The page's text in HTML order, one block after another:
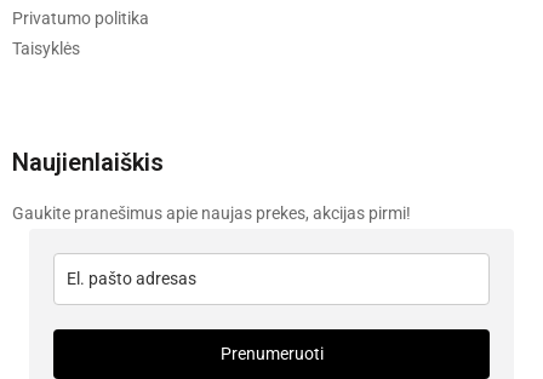
Privatumo politika
Taisyklės
Naujienlaiškis
Gaukite pranešimus apie naujas prekes, akcijas pirmi!
Prenumeruoti